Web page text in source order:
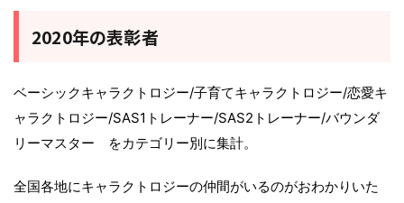
2020年の表彰者
ベーシックキャラクトロジー/子育てキャラクトロジー/恋愛キ
ャラクトロジー/SAS1トレーナー/SAS2トレーナー/バウンダ
リーマスター をカテゴリー別に集計。
全国各地にキャラクトロジーの仲間がいるのがおわかりいた